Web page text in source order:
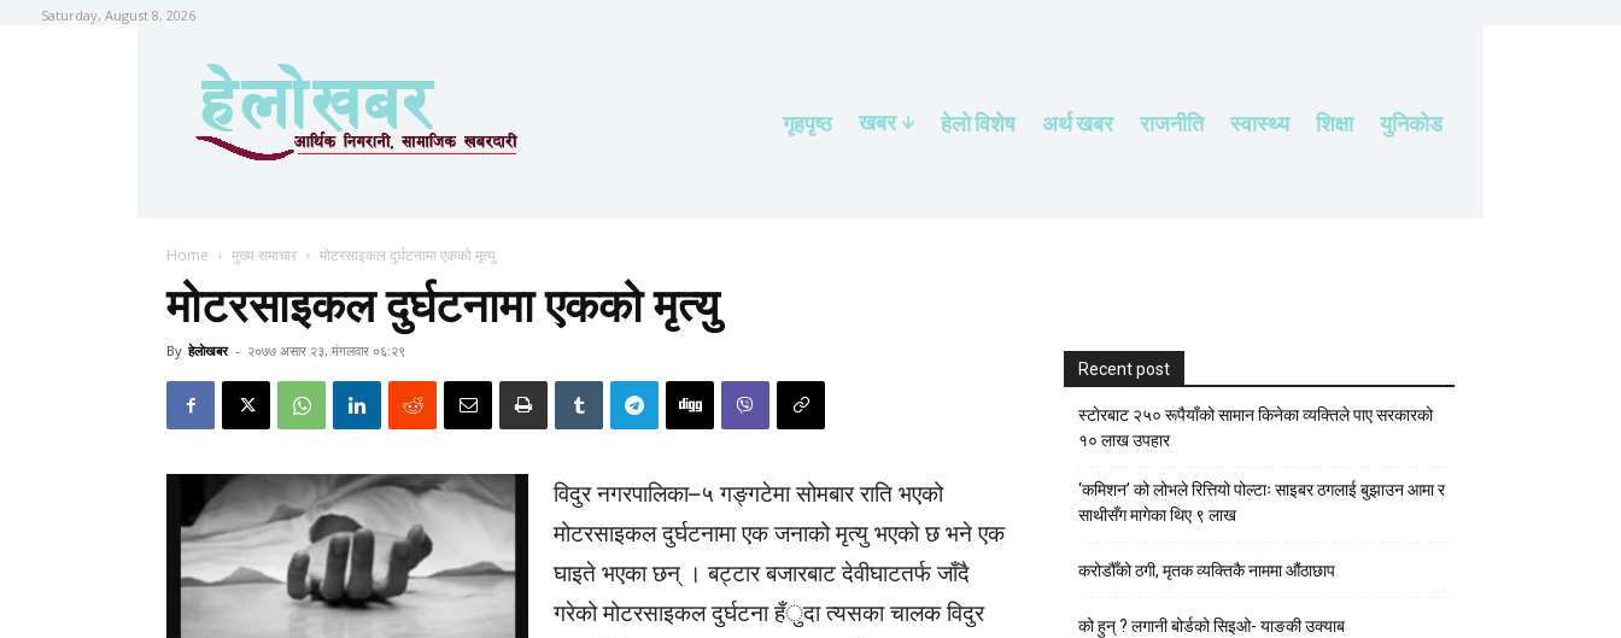
Saturday, August 8, 2026
गृहपृष्ठ खबर हेलाे विशेष अर्थ खबर राजनीति स्वास्थ्य शिक्षा युनिकोड
Home मुख्य समाचार मोटरसाइकल दुर्घटनामा एकको मृत्यु
मोटरसाइकल दुर्घटनामा एकको मृत्यु
By हेलाेखबर - २०७७ असार २३, मंगलवार ०६:२९
विदुर नगरपालिका–५ गङ्गटेमा सोमबार राति भएको
मोटरसाइकल दुर्घटनामा एक जनाको मृत्यु भएको छ भने एक
घाइते भएका छन् । बट्टार बजारबाट देवीघाटतर्फ जाँदै
गरेको मोटरसाइकल दुर्घटना हँुदा त्यसका चालक विदुर
Recent post
स्टाेरबाट २५० रूपैयाँको सामान किनेका व्यक्तिले पाए सरकारको
१० लाख उपहार
‘कमिशन’ को लोभले रित्तियो पोल्टाः साइबर ठगलाई बुझाउन आमा र
साथीसँग मागेका थिए ९ लाख
करोडौँको ठगी, मृतक व्यक्तिकै नाममा औंठाछाप
को हुन् ? लगानी बोर्डको सिइओ- याङकी उक्याब